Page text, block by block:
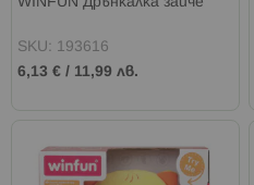
SKU: 193616
6,13 € / 11,99 лв.